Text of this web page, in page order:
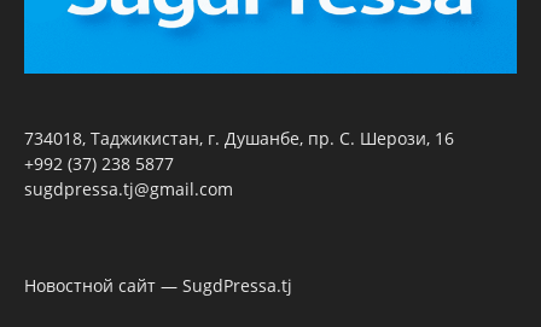
734018, Таджикистан, г. Душанбе, пр. С. Шерози, 16
+992 (37) 238 5877
sugdpressa.tj@gmail.com
Новостной сайт — SugdPressa.tj